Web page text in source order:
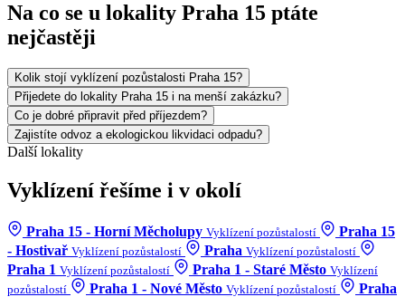
Na co se u lokality Praha 15 ptáte
nejčastěji
Kolik stojí vyklízení pozůstalosti Praha 15?
Přijedete do lokality Praha 15 i na menší zakázku?
Co je dobré připravit před příjezdem?
Zajistíte odvoz a ekologickou likvidaci odpadu?
Další lokality
Vyklízení řešíme i v okolí
Praha 15 - Horní Měcholupy Vyklízení pozůstalostí
Praha 15
- Hostivař Vyklízení pozůstalostí Praha Vyklízení pozůstalostí
Praha 1 Vyklízení pozůstalostí Praha 1 - Staré Město Vyklízení
pozůstalostí
Praha 1 - Nové Město Vyklízení pozůstalostí
Praha